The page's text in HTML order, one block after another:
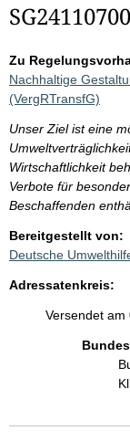
Zu
Nachhaltige
(VergRTransfG)
Unser Ziel ist eine
Wirtschaftlichkeit
Verbote für
Beschaffenden
Bereitgestellt von:
Deutsche
Adressatenkreis:
Versendet am